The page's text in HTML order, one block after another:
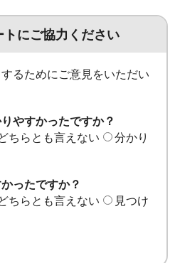
にご協力ください
るためにご意見をいただい
やすかったですか？
ちらとも言えない
分かり
ったですか？
ちらとも言えない
見つけ